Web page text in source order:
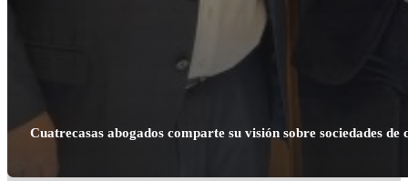
Cuatrecasas abogados comparte su visión sobre sociedades de